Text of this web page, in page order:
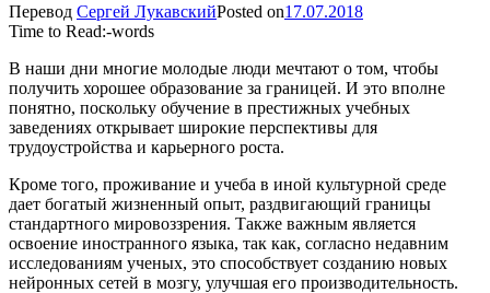
Перевод Сергей ЛукавскийPosted on17.07.2018
Time to Read:-words
В наши дни многие молодые люди мечтают о том, чтобы
получить хорошее образование за границей. И это вполне
понятно, поскольку обучение в престижных учебных
заведениях открывает широкие перспективы для
трудоустройства и карьерного роста.
Кроме того, проживание и учеба в иной культурной среде
дает богатый жизненный опыт, раздвигающий границы
стандартного мировоззрения. Также важным является
освоение иностранного языка, так как, согласно недавним
исследованиям ученых, это способствует созданию новых
нейронных сетей в мозгу, улучшая его производительность.